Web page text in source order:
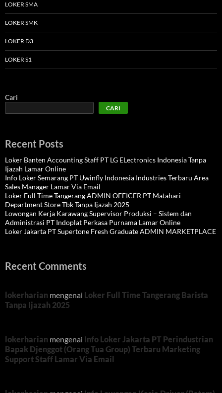
LOKER SMA
LOKER SMK
LOKER D3
LOKER S1
Cari
CARI
Recent Posts
Loker Banten Accounting Staff PT LG ELectronics Indonesia Tanpa
Ijazah Lamar Online
Info Loker Semarang PT Uwinfly Indonesia Industries Terbaru Area
Sales Manager Lamar Via Email
Loker Full Time Tangerang ADMIN OFFICER PT Matahari
Department Store Tbk Tanpa Ijazah 2025
Lowongan Kerja Karawang Supervisor Produksi – Sistem dan
Administrasi PT Indoplat Perkasa Purnama Lamar Online
Loker Jakarta PT Supertone Fresh Graduate ADMIN MARKETPLACE
Recent Comments
lokerharian mengenai Loker Full Time Tangerang Barista
Tanpa Ijazah 2025
lokerharian mengenai Info Loker Jakarta PT Perindustrian
Bapak Djenggot (Orang Tua Group) Terbaru Marketing
Support Staff Lamar Via Email